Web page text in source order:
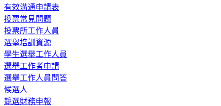
有效溝通申請表
投票常見問題
投票所工作人員
選舉培訓資源
學生選舉工作人員
選舉工作者申請
選舉工作人員問答
候選人
競選財務申報